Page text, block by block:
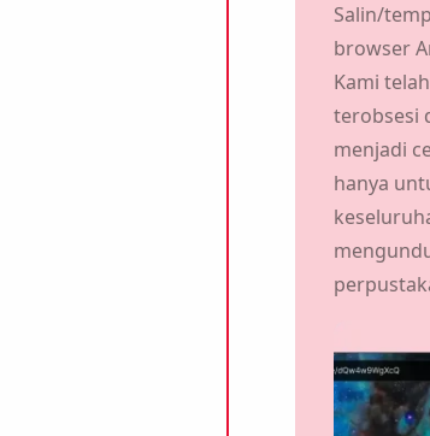
Salin/
browser
Kami
terobsesi
menjadi
hanya